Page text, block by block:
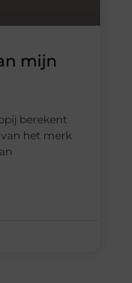
mijn
berekent
het merk